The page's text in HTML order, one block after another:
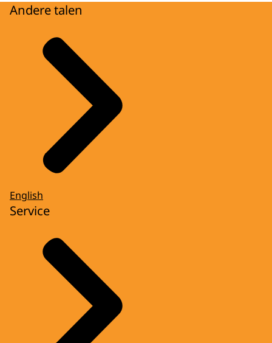
Andere talen
English
Service